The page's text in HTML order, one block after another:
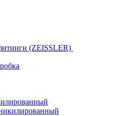
(ZEISSLER)